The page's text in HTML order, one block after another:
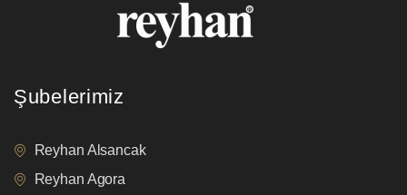
Şubelerimiz
Reyhan Alsancak
Reyhan Agora